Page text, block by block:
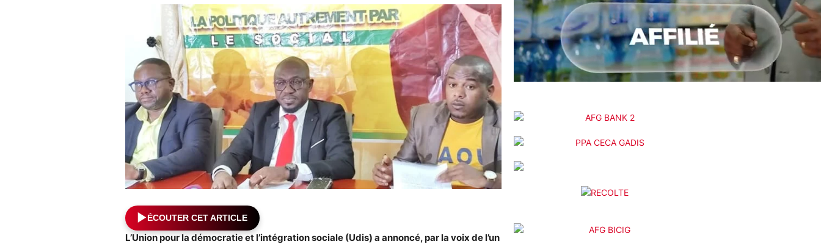
ÉCOUTER CET ARTICLE
L’Union pour la démocratie et l’intégration sociale (Udis) a annoncé, par la voix de l’un